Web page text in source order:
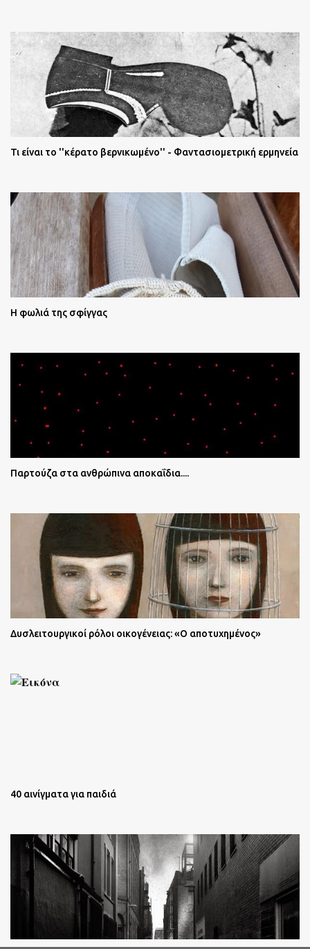
Τι είναι το ''κέρατο βερνικωμένο'' - Φαντασιομετρική ερμηνεία
Η φωλιά της σφίγγας
Παρτούζα στα ανθρώπινα αποκαΐδια....
Δυσλειτουργικοί ρόλοι οικογένειας: «Ο αποτυχημένος»
40 αινίγματα για παιδιά